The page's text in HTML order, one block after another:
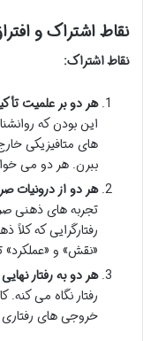
نقاط اشتراک و
نقاط اشتراک:
هر دو بر علمیت
این بودن که
های متافیزیکی
ببرن. هر دو می
هر دو از درونیات
تجربه های ذهنی
رفتارگرایی که
«نقش» و «عملکرد»
هر دو به رفتار
رفتار نگاه می کنه.
خروجی های